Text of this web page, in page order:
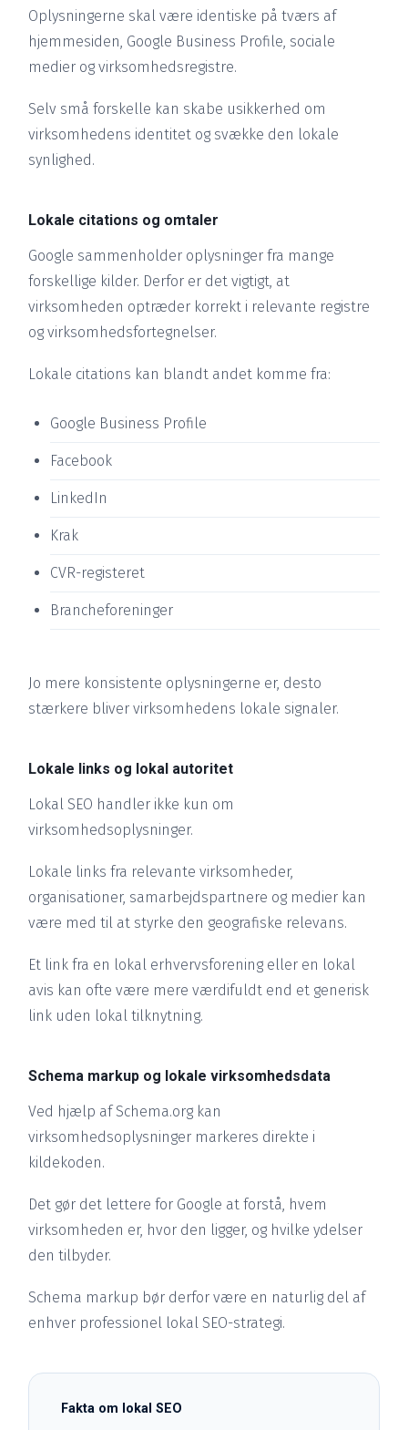
Oplysningerne skal være identiske på tværs af
hjemmesiden, Google Business Profile, sociale
medier og virksomhedsregistre.
Selv små forskelle kan skabe usikkerhed om
virksomhedens identitet og svække den lokale
synlighed.
Lokale citations og omtaler
Google sammenholder oplysninger fra mange
forskellige kilder. Derfor er det vigtigt, at
virksomheden optræder korrekt i relevante registre
og virksomhedsfortegnelser.
Lokale citations kan blandt andet komme fra:
Google Business Profile
Facebook
LinkedIn
Krak
CVR-registeret
Brancheforeninger
Jo mere konsistente oplysningerne er, desto
stærkere bliver virksomhedens lokale signaler.
Lokale links og lokal autoritet
Lokal SEO handler ikke kun om
virksomhedsoplysninger.
Lokale links fra relevante virksomheder,
organisationer, samarbejdspartnere og medier kan
være med til at styrke den geografiske relevans.
Et link fra en lokal erhvervsforening eller en lokal
avis kan ofte være mere værdifuldt end et generisk
link uden lokal tilknytning.
Schema markup og lokale virksomhedsdata
Ved hjælp af Schema.org kan
virksomhedsoplysninger markeres direkte i
kildekoden.
Det gør det lettere for Google at forstå, hvem
virksomheden er, hvor den ligger, og hvilke ydelser
den tilbyder.
Schema markup bør derfor være en naturlig del af
enhver professionel lokal SEO-strategi.
Fakta om lokal SEO